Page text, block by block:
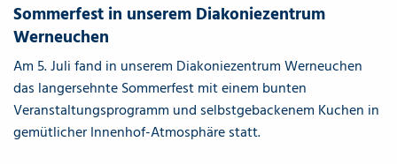
Sommerfest in unserem Diakoniezentrum
Werneuchen
Am 5. Juli fand in unserem Diakoniezentrum Werneuchen
das langersehnte Sommerfest mit einem bunten
Veranstaltungsprogramm und selbstgebackenem Kuchen in
gemütlicher Innenhof-Atmosphäre statt.